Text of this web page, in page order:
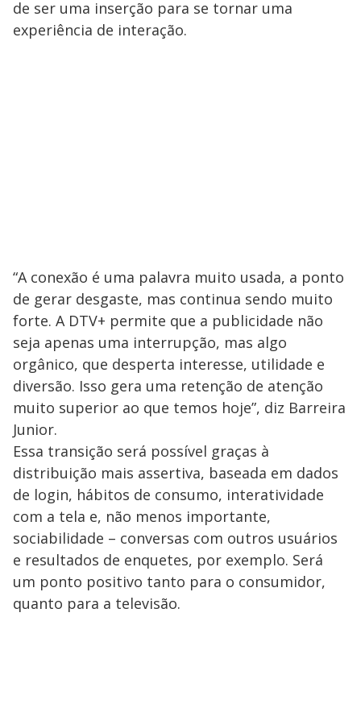
de ser uma inserção para se tornar uma
experiência de interação.
“A conexão é uma palavra muito usada, a ponto
de gerar desgaste, mas continua sendo muito
forte. A DTV+ permite que a publicidade não
seja apenas uma interrupção, mas algo
orgânico, que desperta interesse, utilidade e
diversão. Isso gera uma retenção de atenção
muito superior ao que temos hoje”, diz Barreira
Junior.
Essa transição será possível graças à
distribuição mais assertiva, baseada em dados
de login, hábitos de consumo, interatividade
com a tela e, não menos importante,
sociabilidade – conversas com outros usuários
e resultados de enquetes, por exemplo. Será
um ponto positivo tanto para o consumidor,
quanto para a televisão.